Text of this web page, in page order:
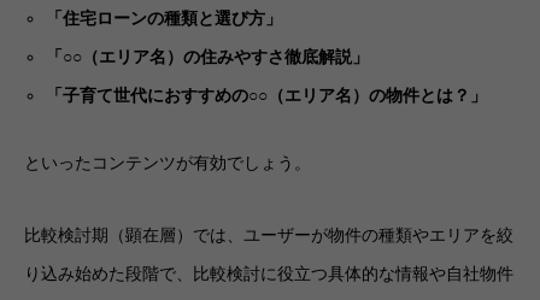
「住宅ローンの種類と選び方」
「○○（エリア名）の住みやすさ徹底解説」
「子育て世代におすすめの○○（エリア名）の物件とは？」
といったコンテンツが有効でしょう。
比較検討期（顕在層）では、ユーザーが物件の種類やエリアを絞
り込み始めた段階で、比較検討に役立つ具体的な情報や自社物件